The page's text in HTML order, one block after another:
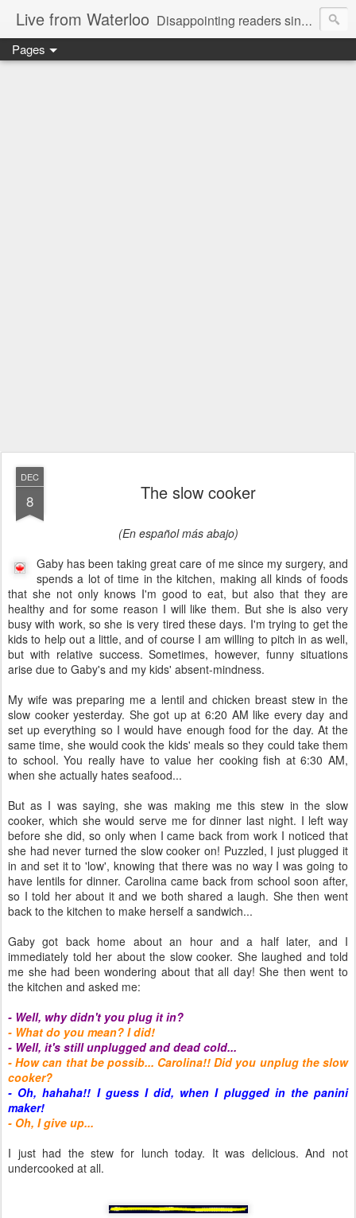
Live from Waterloo Disappointing readers since 2006
Pages
DEC
8 The slow cooker
(En español más abajo)
Gaby has been taking great care of me since my surgery, and
spends a lot of time in the kitchen, making all kinds of foods
that she not only knows I'm good to eat, but also that they are
healthy and for some reason I will like them. But she is also very
busy with work, so she is very tired these days. I'm trying to get the
kids to help out a little, and of course I am willing to pitch in as well,
but with relative success. Sometimes, however, funny situations
arise due to Gaby's and my kids' absent-mindness.
My wife was preparing me a lentil and chicken breast stew in the
slow cooker yesterday. She got up at 6:20 AM like every day and
set up everything so I would have enough food for the day. At the
same time, she would cook the kids' meals so they could take them
to school. You really have to value her cooking fish at 6:30 AM,
when she actually hates seafood...
But as I was saying, she was making me this stew in the slow
cooker, which she would serve me for dinner last night. I left way
before she did, so only when I came back from work I noticed that
she had never turned the slow cooker on! Puzzled, I just plugged it
in and set it to 'low', knowing that there was no way I was going to
have lentils for dinner. Carolina came back from school soon after,
so I told her about it and we both shared a laugh. She then went
back to the kitchen to make herself a sandwich...
Gaby got back home about an hour and a half later, and I
immediately told her about the slow cooker. She laughed and told
me she had been wondering about that all day! She then went to
the kitchen and asked me:
- Well, why didn't you plug it in?
- What do you mean? I did!
- Well, it's still unplugged and dead cold...
- How can that be possib... Carolina!! Did you unplug the slow
cooker?
- Oh, hahaha!! I guess I did, when I plugged in the panini
maker!
- Oh, I give up...
I just had the stew for lunch today. It was delicious. And not
undercooked at all.